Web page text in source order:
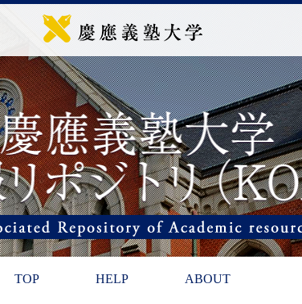
TOP HELP ABOUT